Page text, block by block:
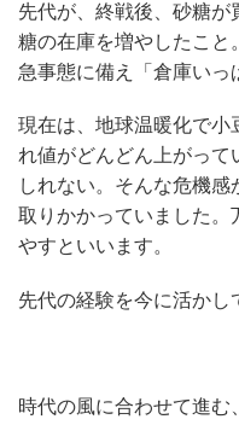
先代が、終戦後、砂糖
糖の在庫を増やしたこと
急事態に備え「倉庫いっ
現在は、地球温暖化で小
れ値がどんどん上がって
しれない。そんな危機
取りかかっていました。
やすといいます。
先代の経験を今に活かし
時代の風に合わせて進む